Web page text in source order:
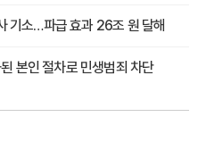
기소…파급 효과 26조 원 달해
본인 절차로 민생범죄 차단